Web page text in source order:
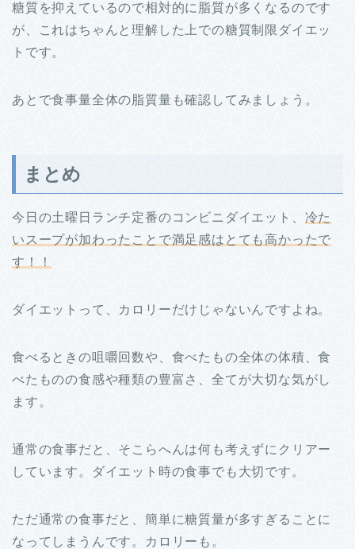
糖質を抑えているので相対的に脂質が多くなるのです
が、これはちゃんと理解した上での糖質制限ダイエッ
トです。
あとで食事量全体の脂質量も確認してみましょう。
まとめ
今日の土曜日ランチ定番のコンビニダイエット、 冷た
いスープが加わったことで満足感はとても高かったで
す！！
ダイエットって、カロリーだけじゃないんですよね。
食べるときの咀嚼回数や、食べたもの全体の体積、食
べたものの食感や種類の豊富さ、全てが大切な気がし
ます。
通常の食事だと、そこらへんは何も考えずにクリアー
しています。ダイエット時の食事でも大切です。
ただ通常の食事だと、簡単に糖質量が多すぎることに
なってしまうんです。カロリーも。